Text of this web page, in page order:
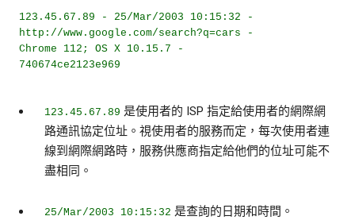
123.45.67.89 - 25/Mar/2003 10:15:32 -
http://www.google.com/search?q=cars -
Chrome 112; OS X 10.15.7 -
740674ce2123e969
123.45.67.89 是使用者的 ISP 指定給使用者的網際網
路通訊協定位址。視使用者的服務而定，每次使用者連
線到網際網路時，服務供應商指定給他們的位址可能不
盡相同。
25/Mar/2003 10:15:32 是查詢的日期和時間。